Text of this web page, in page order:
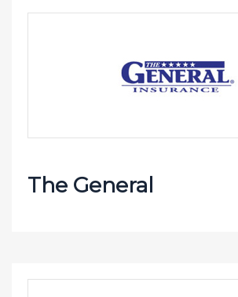
The General